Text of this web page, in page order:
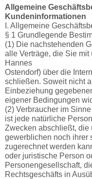
Allgemeine
Kundeninformationen
I. Allgemeine
§ 1 Grundlegende
(1) Die nachstehenden
alle Verträge, die Sie
Hannes
Ostendorf) über die
schließen. Soweit nicht
Einbeziehung
eigener Bedingungen
(2) Verbraucher im
ist jede natürliche
Zwecken abschließt, die
gewerblichen noch ihrer
zugerechnet werden
oder juristische Person
Personengesellschaft,
Rechtsgeschäfts in